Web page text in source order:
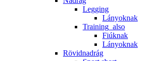
Legging
Lányoknak
Training_also
Fiúknak
Lányoknak
Rövidnadrág